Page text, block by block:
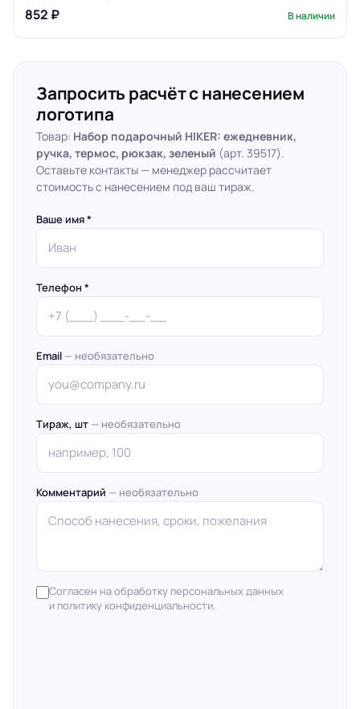
852 ₽ В наличии
Запросить расчёт с нанесением
логотипа
Товар: Набор подарочный HIKER: ежедневник,
ручка, термос, рюкзак, зеленый (арт. 39517).
Оставьте контакты — менеджер рассчитает
стоимость с нанесением под ваш тираж.
Ваше имя *
Телефон *
Email — необязательно
Тираж, шт — необязательно
Комментарий — необязательно
Согласен на обработку персональных данных
и политику конфиденциальности.